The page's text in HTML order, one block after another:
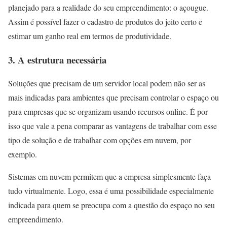
planejado para a realidade do seu empreendimento: o açougue.
Assim é possível fazer o cadastro de produtos do jeito certo e
estimar um ganho real em termos de produtividade.
3. A estrutura necessária
Soluções que precisam de um servidor local podem não ser as
mais indicadas para ambientes que precisam controlar o espaço ou
para empresas que se organizam usando recursos online. É por
isso que vale a pena comparar as vantagens de trabalhar com esse
tipo de solução e de trabalhar com opções em nuvem, por
exemplo.
Sistemas em nuvem permitem que a empresa simplesmente faça
tudo virtualmente. Logo, essa é uma possibilidade especialmente
indicada para quem se preocupa com a questão do espaço no seu
empreendimento.